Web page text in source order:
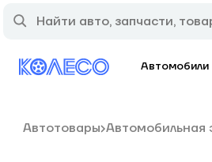
Автомобили
Автотовары Автомобильная